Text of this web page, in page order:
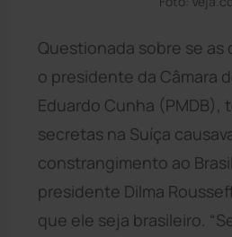
Questionada sobre se
o presidente da Câmara
Eduardo Cunha (PMDB),
secretas na Suíça
constrangimento ao
presidente Dilma
que ele seja brasileiro.